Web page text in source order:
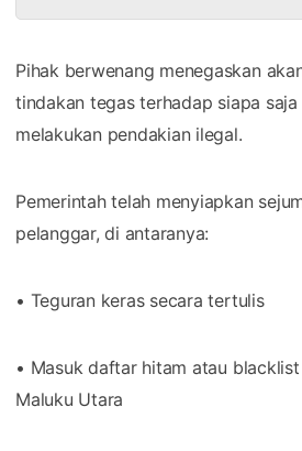
Pihak berwenang menegaskan
tindakan tegas terhadap siapa
melakukan pendakian ilegal.
Pemerintah telah menyiapkan
pelanggar, di antaranya:
• Teguran keras secara tertulis
• Masuk daftar hitam atau
Maluku Utara